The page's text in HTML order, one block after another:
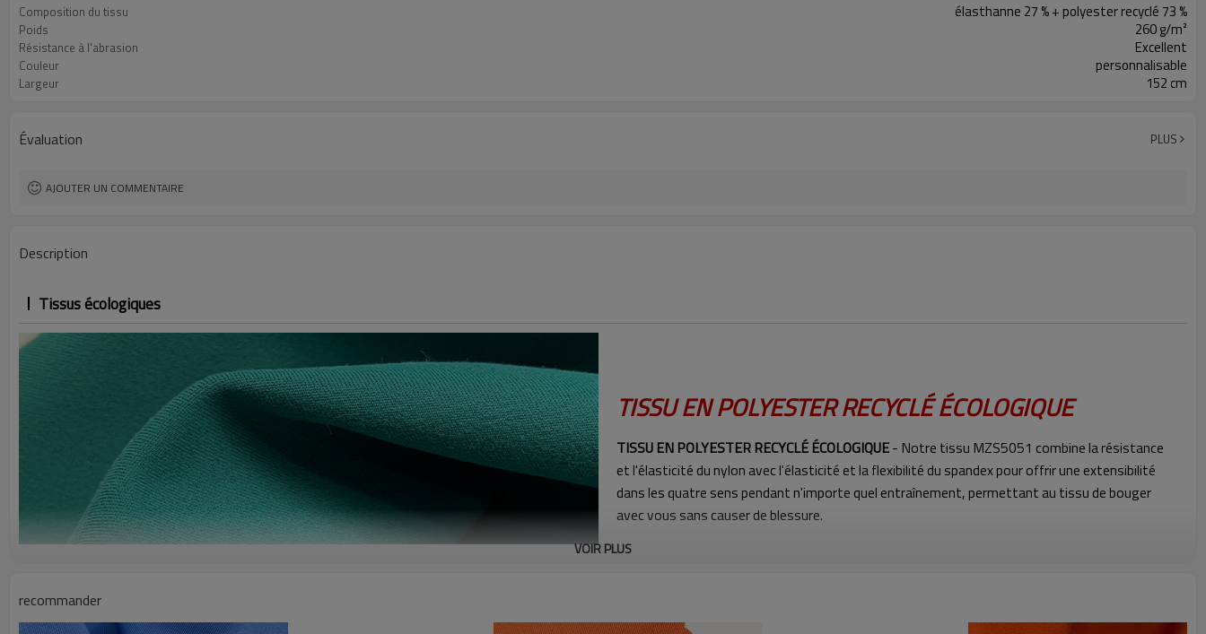
Composition du tissu élasthanne 27 % + polyester recyclé 73 %
Poids 260 g/m²
Résistance à l'abrasion Excellent
Couleur personnalisable
Largeur 152 cm
Évaluation PLUS
AJOUTER UN COMMENTAIRE
Description
Tissus écologiques
TISSU EN POLYESTER RECYCLÉ ÉCOLOGIQUE
TISSU EN POLYESTER RECYCLÉ ÉCOLOGIQUE- Notre tissu MZS5051 combine la résistance
et l'élasticité du nylon avec l'élasticité et la flexibilité du spandex pour offrir une extensibilité
dans les quatre sens pendant n'importe quel entraînement, permettant au tissu de bouger
avec vous sans causer de blessure.
frais et à l'aise pendant votre entraînement et concentré sur la réalisation de vos objectifs.
VOIR PLUS
recommander